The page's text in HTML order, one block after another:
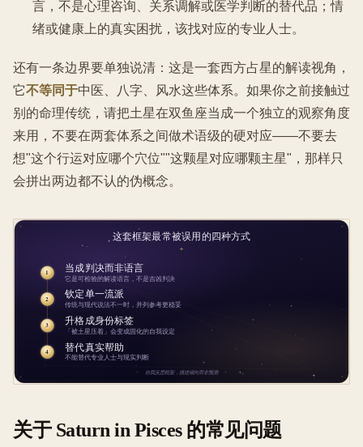
言，不是心理咨询、关系调解或医学判断的替代品；情
绪或健康上的真实困扰，该找对应的专业人士。
还有一条边界要单独说清：这是一套西方占星的解读视角，
它不等同于中医、八字、风水这些体系。如果你之前接触过
别的命理传统，请把土星在双鱼座当成一个独立的观察角度
来用，不要在两套体系之间做术语级的硬对应——不要去
想"这个行运对应哪个穴位""这颗星对应哪颗主星"，那样只
会拼出两边都不认的伪概念。
关于 Saturn in Pisces 的常见问题